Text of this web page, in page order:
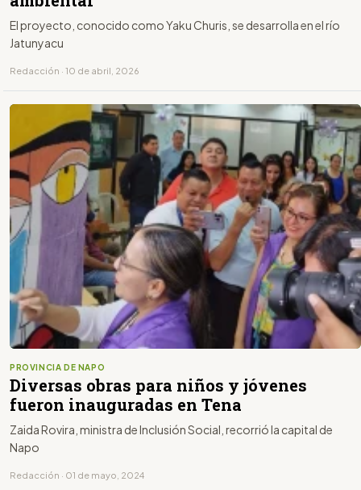
El proyecto, conocido como Yaku Churis, se desarrolla en el río
Jatunyacu
Redacción · 10 de abril, 2026
PROVINCIA DE NAPO
Diversas obras para niños y jóvenes
fueron inauguradas en Tena
Zaida Rovira, ministra de Inclusión Social, recorrió la capital de
Napo
Redacción · 01 de mayo, 2024